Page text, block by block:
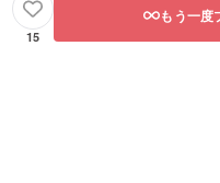
15
もう一度